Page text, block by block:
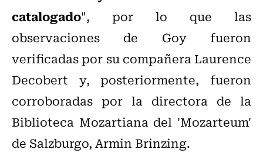
catalogado", por lo que las
observaciones de Goy fueron
verificadas por su compañera Laurence
Decobert y, posteriormente, fueron
corroboradas por la directora de la
Biblioteca Mozartiana del 'Mozarteum'
de Salzburgo, Armin Brinzing.